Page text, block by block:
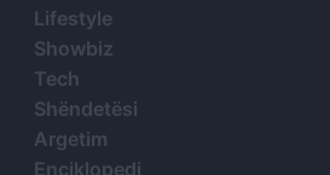
Lifestyle
Showbiz
Tech
Shëndetësi
Argetim
Enciklopedi